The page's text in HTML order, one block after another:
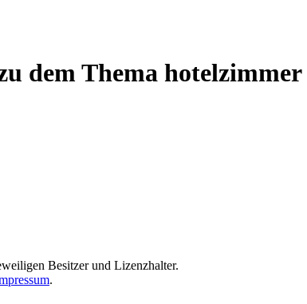
dem Thema hotelzimmer
Besitzer und Lizenzhalter.
.